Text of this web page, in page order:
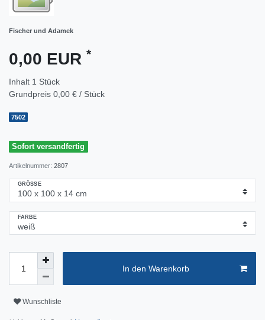
Fischer und Adamek
0,00 EUR *
Inhalt 1 Stück
Grundpreis 0,00 € / Stück
7502
Sofort versandfertig
Artikelnummer: 2807
GRÖSSE
FARBE
In den Warenkorb
Wunschliste